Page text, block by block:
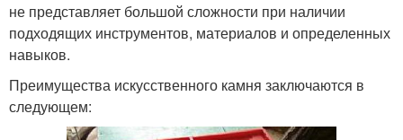
не представляет большой сложности при наличии
подходящих инструментов, материалов и определенных
навыков.
Преимущества искусственного камня заключаются в
следующем: